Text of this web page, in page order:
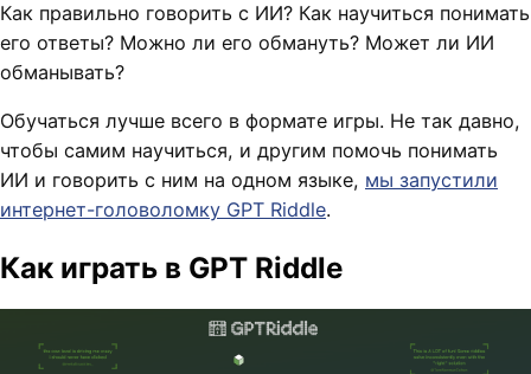
Как правильно говорить с ИИ? Как научиться понимать
его ответы? Можно ли его обмануть? Может ли ИИ
обманывать?
Обучаться лучше всего в формате игры. Не так давно,
чтобы самим научиться, и другим помочь понимать
ИИ и говорить с ним на одном языке, мы запустили
интернет-головоломку GPT Riddle.
Как играть в GPT Riddle